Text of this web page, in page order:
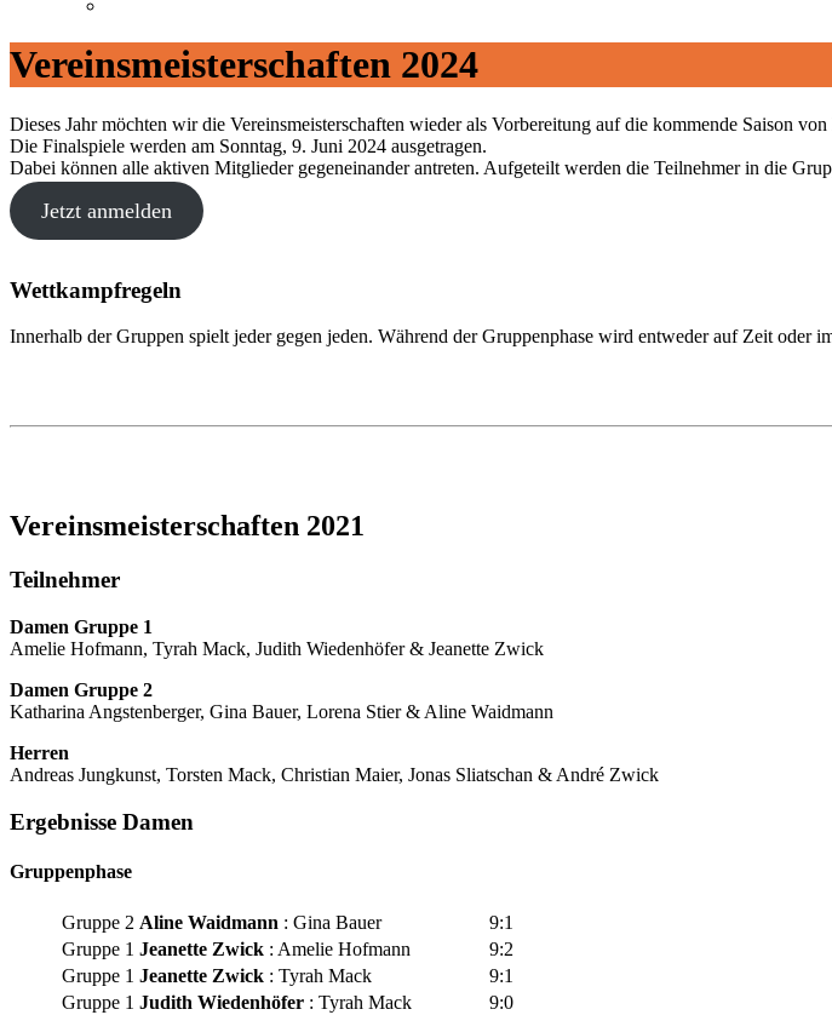
Vereinsmeisterschaften 2024
Dieses Jahr möchten wir die Vereinsmeisterschaften wieder als Vorbereitung auf die kommende Saison von
Die Finalspiele werden am Sonntag, 9. Juni 2024 ausgetragen.
Dabei können alle aktiven Mitglieder gegeneinander antreten. Aufgeteilt werden die Teilnehmer in die
Jetzt anmelden
Wettkampfregeln
Innerhalb der Gruppen spielt jeder gegen jeden. Während der Gruppenphase wird entweder auf Zeit oder
Vereinsmeisterschaften 2021
Teilnehmer
Damen Gruppe 1
Amelie Hofmann, Tyrah Mack, Judith Wiedenhöfer & Jeanette Zwick
Damen Gruppe 2
Katharina Angstenberger, Gina Bauer, Lorena Stier & Aline Waidmann
Herren
Andreas Jungkunst, Torsten Mack, Christian Maier, Jonas Sliatschan & André Zwick
Ergebnisse Damen
Gruppenphase
Gruppe 2 Aline Waidmann : Gina Bauer
9:1
Gruppe 1 Jeanette Zwick : Amelie Hofmann
9:2
Gruppe 1 Jeanette Zwick : Tyrah Mack
9:1
Gruppe 1 Judith Wiedenhöfer : Tyrah Mack
9:0